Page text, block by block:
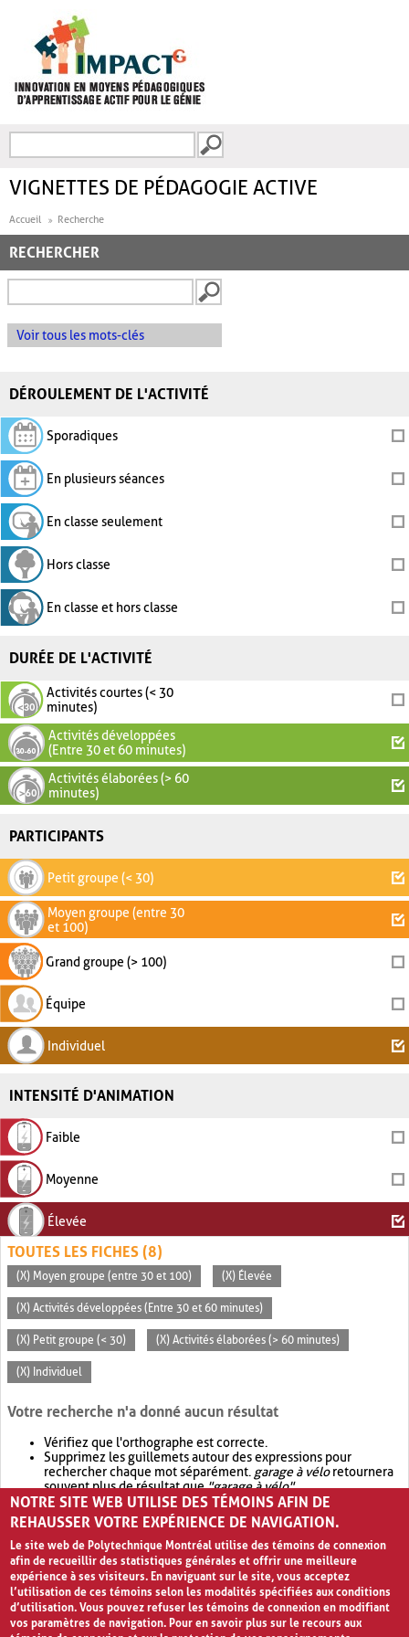
FORMULAIRE DE
VIGNETTES DE PÉDAGOGIE ACTIVE
Accueil Recherche
RECHERCHER
Voir tous les mots-clés
DÉROULEMENT DE L'ACTIVITÉ
Sporadiques
En plusieurs séances
En classe seulement
Hors classe
En classe et hors classe
DURÉE DE L'ACTIVITÉ
Activités courtes (< 30
minutes)
Activités développées
(Entre 30 et 60 minutes)
Activités élaborées (> 60
minutes)
PARTICIPANTS
Petit groupe (< 30)
Moyen groupe (entre 30
et 100)
Grand groupe (> 100)
Équipe
Individuel
INTENSITÉ D'ANIMATION
Faible
Moyenne
Élevée
TOUTES LES FICHES (8)
(X) Moyen groupe (entre 30 et 100) (X) Élevée
(X) Activités développées (Entre 30 et 60 minutes)
(X) Petit groupe (< 30) (X) Activités élaborées (> 60 minutes)
(X) Individuel
Votre recherche n'a donné aucun résultat
Vérifiez que l'orthographe est correcte.
Supprimez les guillemets autour des expressions pour
rechercher chaque mot séparément. garage à véloretournera
souvent plus de résultat que"garage à vélo".
Envisagez d'élargir votre recherche avec OR.garage OR vélo
retournera souvent plus de résultat quegarage à vélo
NOTRE SITE WEB UTILISE DES TÉMOINS AFIN DE
REHAUSSER VOTRE EXPÉRIENCE DE NAVIGATION.
Le site web de Polytechnique Montréal utilise des témoins de connexion
afin de recueillir des statistiques générales et offrir une meilleure
expérience à ses visiteurs. En naviguant sur le site, vous acceptez
l’utilisation de ces témoins selon les modalités spécifiées aux conditions
d’utilisation. Vous pouvez refuser les témoins de connexion en modifiant
vos paramètres de navigation. Pour en savoir plus sur le recours aux